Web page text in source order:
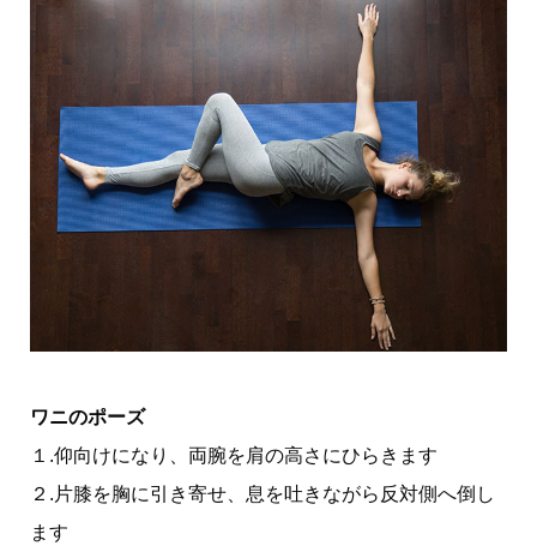
ワニのポーズ
１.仰向けになり、両腕を肩の高さにひらきます
２.片膝を胸に引き寄せ、息を吐きながら反対側へ倒し
ます